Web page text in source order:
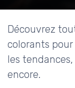
Découvrez
colorants
les
encore.